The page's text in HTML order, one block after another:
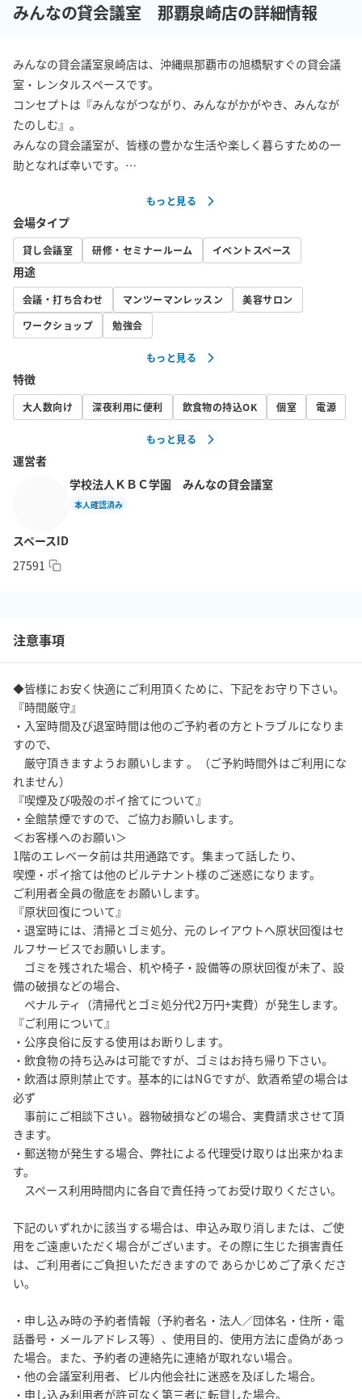
みんなの貸会議室 那覇泉崎店の詳細情報
みんなの貸会議室泉崎店は、沖縄県那覇市の旭橋駅すぐの貸会議
室・レンタルスペースです。
コンセプトは『みんながつながり、みんながかがやき、みんなが
たのしむ』。
みんなの貸会議室が、皆様の豊かな生活や楽しく暮らすための一
助となれば幸いです。
こちらのお部屋は33名+予備椅子までご利用が可能となっていま
す。
会議はもちろん、会議やビジネス利用以外の用途でもご好評いた
だいております。
・会議、打ち合わせ、ミーティング
・ゲーム大会、映画鑑賞会、ママ会
・撮影会
詳細
・椅子（33名分）
・プロジェクター台
・プロジェクタースクリーン
＊光Wi-Fiは60~約100Mbpsのスピードでご利用いただけます。(混
【設置済無料備品】
・プロジェクター（HDMI、VGAケーブルあり）
・ホワイトボード （2台）
・電源、延長コード
・電波時計
・予備椅子はエレベータホールにございます（先着順）
Wi-Fi
高速高画質動画の閲覧やファイル共有が快適にこなせます
サービスプロバイダ：レキオス
周波数帯：2.4GHz、5GHz
最大同時接続数：30台
通信速度：下り 86Mbps  上り 107Mbps
※通信速度は参考値です。利用時の状況により、記載された通信
速度を下回る場合があります。
もっと見る
会場タイプ
貸し会議室 研修・セミナールーム イベントスペース
用途
会議・打ち合わせ マンツーマンレッスン
美容サロン
ワークショップ
勉強会
もっと見る
特徴
大人数向け 深夜利用に便利 飲食物の持込OK 個室 電源
もっと見る
運営者
学校法人ＫＢＣ学園 みんなの貸会議室
本人確認済み
スペースID
27591
注意事項
◆皆様にお安く快適にご利用頂くために、下記をお守り下さい。
『時間厳守』
・入室時間及び退室時間は他のご予約者の方とトラブルになりま
すので、
厳守頂きますようお願いします 。（ご予約時間外はご利用にな
れません）
『喫煙及び吸殻のポイ捨てについて』
・全館禁煙ですので、ご協力お願いします。
＜お客様へのお願い＞
1階のエレベータ前は共用通路です。集まって話したり、
喫煙・ポイ捨ては他のビルテナント様のご迷惑になります。
ご利用者全員の徹底をお願いします。
『原状回復について』
・退室時には、清掃とゴミ処分、元のレイアウトへ原状回復はセ
ルフサービスでお願いします。
ゴミを残された場合、机や椅子・設備等の原状回復が未了、設
備の破損などの場合、
ペナルティ（清掃代とゴミ処分代2万円+実費）が発生します。
『ご利用について』
・公序良俗に反する使用はお断りします。
・飲食物の持ち込みは可能ですが、ゴミはお持ち帰り下さい。
・飲酒は原則禁止です。基本的にはNGですが、飲酒希望の場合は
必ず
事前にご相談下さい。器物破損などの場合、実費請求させて頂
きます。
・郵送物が発生する場合、弊社による代理受け取りは出来かねま
す。
スペース利用時間内に各自で責任持ってお受け取りください。
下記のいずれかに該当する場合は、申込み取り消しまたは、ご使
用をご遠慮いただく場合がございます。その際に生じた損害責任
は、ご利用者にご負担いただきますので あらかじめご了承くださ
い。
・申し込み時の予約者情報（予約者名・法人／団体名・住所・電
話番号・メールアドレス等）、使用目的、使用方法に虚偽があっ
た場合。また、予約者の連絡先に連絡が取れない場合。
・他の会議室利用者、ビル内他会社に迷惑を及ぼした場合。
・申し込み利用者が許可なく第三者に転貸した場合。